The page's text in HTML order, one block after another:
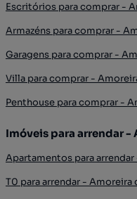
Escritórios para comprar -
Armazéns para comprar -
Garagens para comprar -
Villa para comprar -
Penthouse para comprar -
Imóveis para arrendar -
Apartamentos para
T0 para arrendar - Amoreira